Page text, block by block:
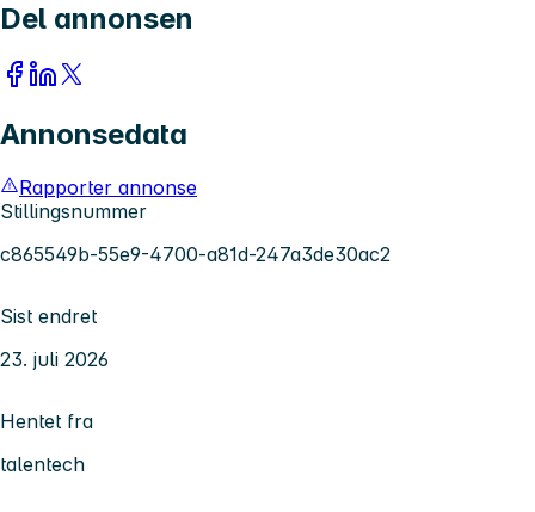
Del annonsen
Annonsedata
Rapporter annonse
Stillingsnummer
c865549b-55e9-4700-a81d-247a3de30ac2
Sist endret
23. juli 2026
Hentet fra
talentech